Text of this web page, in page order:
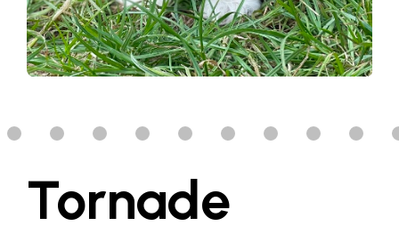
Tornade